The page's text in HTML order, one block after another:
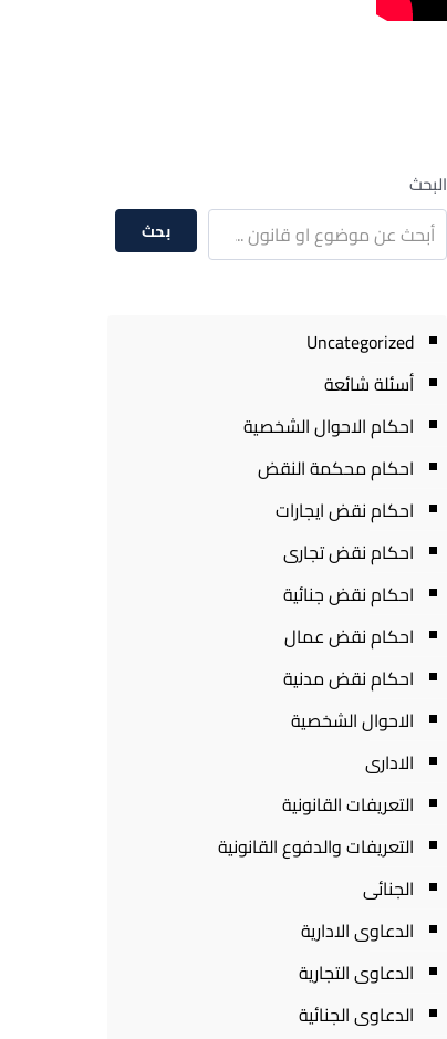
البحث
بحث
Uncategorized
أسئلة شائعة
احكام الاحوال الشخصية
احكام محكمة النقض
احكام نقض ايجارات
احكام نقض تجارى
احكام نقض جنائية
احكام نقض عمال
احكام نقض مدنية
الاحوال الشخصية
الادارى
التعريفات القانونية
التعريفات والدفوع القانونية
الجنائى
الدعاوى الادارية
الدعاوى التجارية
الدعاوى الجنائية